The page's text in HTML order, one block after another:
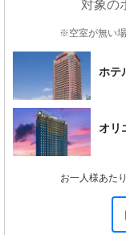
対象の
※空室が無い場
ホテ
オリ
お一人様あたり